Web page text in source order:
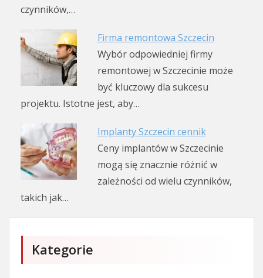
czynników,…
Firma remontowa Szczecin
Wybór odpowiedniej firmy
remontowej w Szczecinie może
być kluczowy dla sukcesu
projektu. Istotne jest, aby…
Implanty Szczecin cennik
Ceny implantów w Szczecinie
mogą się znacznie różnić w
zależności od wielu czynników,
takich jak…
Kategorie